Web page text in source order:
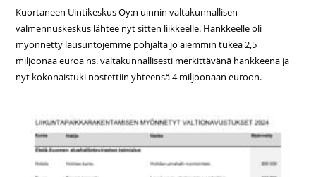
Kuortaneen Uintikeskus Oy:n uinnin valtakunnallisen
valmennuskeskus lähtee nyt sitten liikkeelle. Hankkeelle oli
myönnetty lausuntojemme pohjalta jo aiemmin tukea 2,5
miljoonaa euroa ns. valtakunnallisesti merkittävänä hankkeena ja
nyt kokonaistuki nostettiin yhteensä 4 miljoonaan euroon.